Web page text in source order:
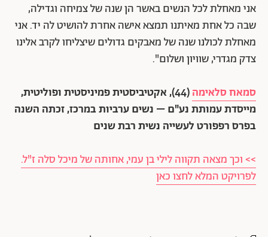
אני מאחלת לכל הנשים באשר הן שנה של צמיחה וגדילה,
שבה כל אחת מאיתנו תמצא אישה אחרת להושיט לה יד. אני
מאחלת לכולנו שנה של מאבקים גדולים שיצליחו לקרב אלינו
צדק מגדרי, שוויון ושלום".
סמאח סלאימה
(44), אקטיביסטית פמיניסטית ופוליטית,
מייסדת עמותת נע"ם – נשים ערביות במרכז, זכתה השנה
בפרס רפפורט לעשייה נשית רבת שנים
>> וכך מצאה תקווה לילי בן עמי, אחותה של מיכל סלה ז"ל.
לפרויקט המלא לחצו כאן